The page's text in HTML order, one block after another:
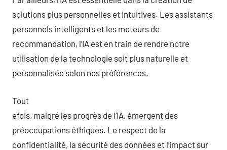
solutions plus personnelles et intuitives. Les assistants
personnels intelligents et les moteurs de
recommandation, l’IA est en train de rendre notre
utilisation de la technologie soit plus naturelle et
personnalisée selon nos préférences.
Tout
efois, malgré les progrès de l’IA, émergent des
préoccupations éthiques. Le respect de la
confidentialité, la sécurité des données et l’impact sur